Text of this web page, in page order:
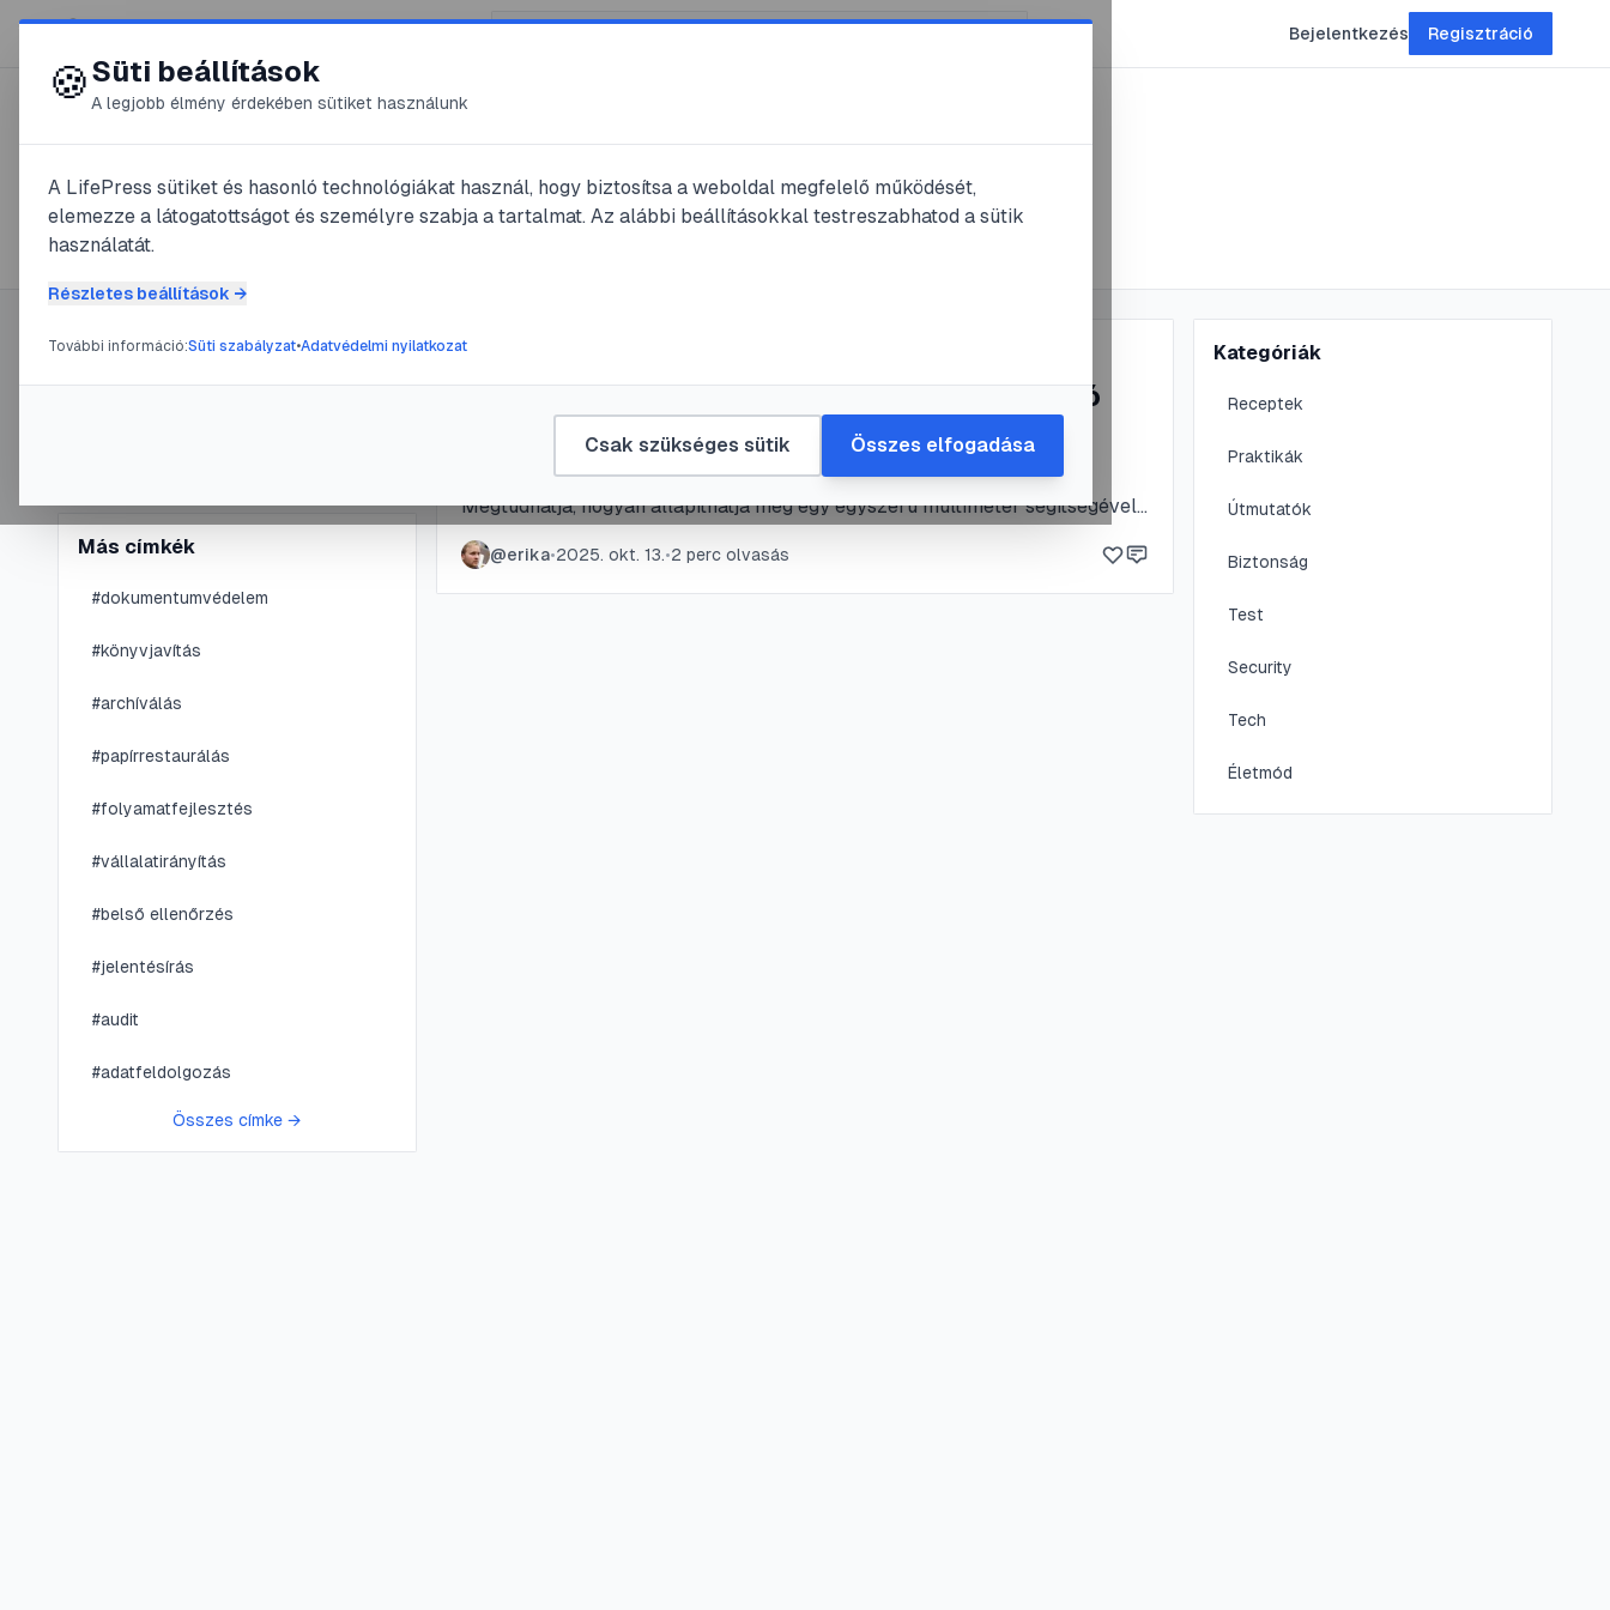
😍 LifePress Bejelentkezés Regisztráció
🏷️#dióda tesztelése
1cikk található ezzel a címkével
Címke információ
Más címkék
#dokumentumvédelem
#könyvjavítás
#archíválás
#papírrestaurálás
#folyamatfejlesztés
#vállalatirányítás
#belső ellenőrzés
#jelentésírás
#audit
#adatfeldolgozás
Összes címke →
#
Dióda tesztelése lépésről lépésre: útmutató
multiméterrel
A diódák az elektronika alapvető, ámde sérülékeny alkatrészei.
Megtudhatja, hogyan állapíthatja meg egy egyszerű multiméter segítségével,
hogy egy dióda hibátlanul működik, szakadt vagy zárlatos-e, ezzel
megelőzve az áramkör további károsodását és felgyorsítva a hibakeresést.
@erika•2025. okt. 13.•2 perc olvasás
Kategóriák
Receptek
Praktikák
Útmutatók
Biztonság
Test
Security
Tech
Életmód
🍪Süti beállítások
A legjobb élmény érdekében sütiket használunk
A LifePress sütiket és hasonló technológiákat használ, hogy biztosítsa a weboldal megfelelő működését,
elemezze a látogatottságot és személyre szabja a tartalmat. Az alábbi beállításokkal testreszabhatod a sütik
használatát.
Részletes beállítások →
További információ:Süti szabályzat•Adatvédelmi nyilatkozat
Csak szükséges sütik Összes elfogadása